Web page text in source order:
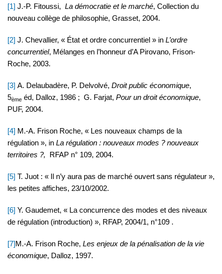
[1] J.-P. Fitoussi, La démocratie et le marché, Collection du
nouveau collège de philosophie, Grasset, 2004.
[2] J. Chevallier, « État et ordre concurrentiel » in L’ordre
concurrentiel, Mélanges en l’honneur d’A Pirovano, Frison-
Roche, 2003.
[3] A. Delaubadère, P. Delvolvé, Droit public économique,
5ème éd, Dalloz, 1986 ; G. Farjat, Pour un droit économique,
PUF, 2004.
[4] M.-A. Frison Roche, « Les nouveaux champs de la
régulation », in La régulation : nouveaux modes ? nouveaux
territoires ?, RFAP n° 109, 2004.
[5] T. Juot : « Il n’y aura pas de marché ouvert sans régulateur »,
les petites affiches, 23/10/2002.
[6] Y. Gaudemet, « La concurrence des modes et des niveaux
de régulation (introduction) », RFAP, 2004/1, n°109 .
[7]M.-A. Frison Roche, Les enjeux de la pénalisation de la vie
économique, Dalloz, 1997.